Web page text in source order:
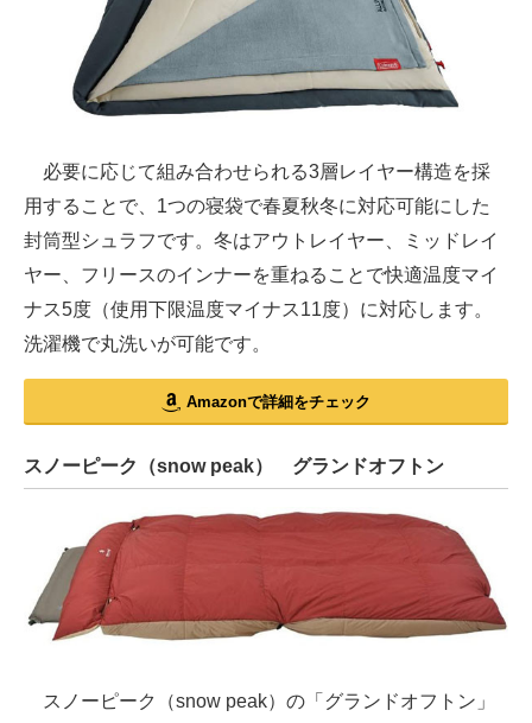
必要に応じて組み合わせられる3層レイヤー構造を採
用することで、1つの寝袋で春夏秋冬に対応可能にした
封筒型シュラフです。冬はアウトレイヤー、ミッドレイ
ヤー、フリースのインナーを重ねることで快適温度マイ
ナス5度（使用下限温度マイナス11度）に対応します。
洗濯機で丸洗いが可能です。
Amazonで詳細をチェック
スノーピーク（snow peak） グランドオフトン
スノーピーク（snow peak）の「グランドオフトン」